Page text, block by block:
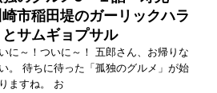
崎市稲田堤のガーリックハラ
とサムギョプサル
に～！ついに～！ 五郎さん、お帰りな
。 待ちに待った「孤独のグルメ」が始
ますね。 お